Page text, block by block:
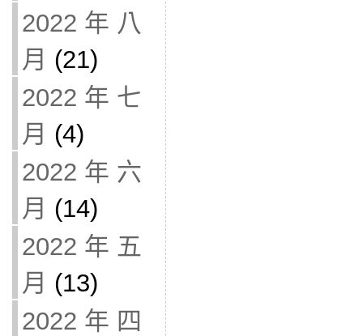
2022 年 八
月 (21)
2022 年 七
月 (4)
2022 年 六
月 (14)
2022 年 五
月 (13)
2022 年 四